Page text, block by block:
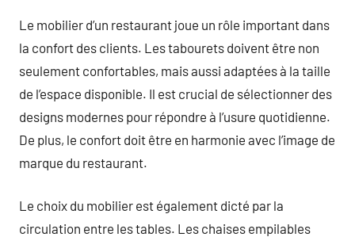
Le mobilier d’un restaurant joue un rôle important dans
la confort des clients. Les tabourets doivent être non
seulement confortables, mais aussi adaptées à la taille
de l’espace disponible. Il est crucial de sélectionner des
designs modernes pour répondre à l’usure quotidienne.
De plus, le confort doit être en harmonie avec l’image de
marque du restaurant.
Le choix du mobilier est également dicté par la
circulation entre les tables. Les chaises empilables